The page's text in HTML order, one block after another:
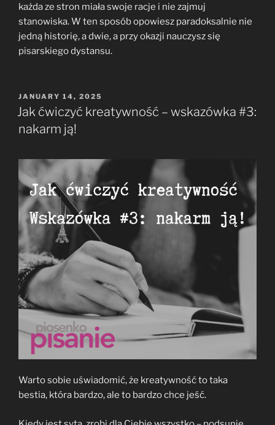
każda ze stron miała swoje racje i nie zajmuj
stanowiska. W ten sposób opowiesz paradoksalnie nie
jedną historię, a dwie, a przy okazji nauczysz się
pisarskiego dystansu.
POSTED
ON
JANUARY 14, 2025
Jak ćwiczyć kreatywność – wskazówka #3:
nakarm ją!
Warto sobie uświadomić, że kreatywność to taka
bestia, która bardzo, ale to bardzo chce jeść.